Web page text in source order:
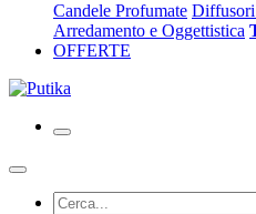
Candele Profumate Diffusori
Arredamento e Oggettistica
OFFERTE